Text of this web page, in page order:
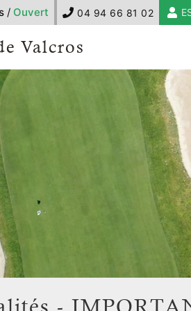
/ Ouvert 04 94 66 81 02
Valcros